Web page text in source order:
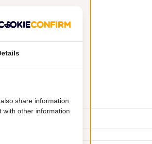
share information
with other information